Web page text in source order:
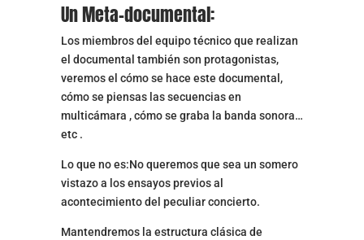
Un Meta-documental:
Los miembros del equipo técnico que realizan
el documental también son protagonistas,
veremos el cómo se hace este documental,
cómo se piensas las secuencias en
multicámara , cómo se graba la banda sonora…
etc .
Lo que no es:No queremos que sea un somero
vistazo a los ensayos previos al
acontecimiento del peculiar concierto.
Mantendremos la estructura clásica de